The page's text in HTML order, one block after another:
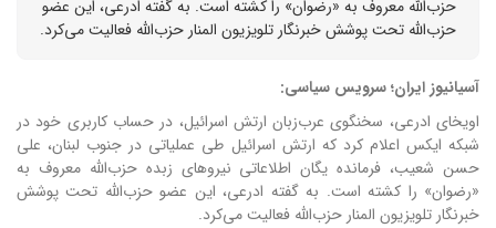
حزب‌الله معروف به «رضوان» را کشته است. به گفته ادرعی، این عضو
حزب‌الله تحت پوشش خبرنگار تلویزیون المنار حزب‌الله فعالیت می‌کرد.
آسیانیوز ایران؛ سرویس سیاسی:
اویخای ادرعی، سخنگوی عرب‌زبان ارتش اسرائیل، در حساب کاربری خود در
شبکه ایکس اعلام کرد که ارتش اسرائیل طی عملیاتی در جنوب لبنان، علی
حسن شعیب، فرمانده یگان اطلاعاتی نیروهای زبده حزب‌الله معروف به
«رضوان» را کشته است. به گفته ادرعی، این عضو حزب‌الله تحت پوشش
خبرنگار تلویزیون المنار حزب‌الله فعالیت می‌کرد.